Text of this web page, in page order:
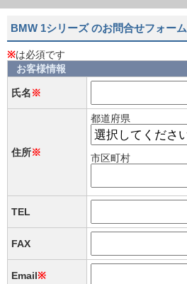
BMW 1シリーズ のお問合せフォーム
※は必須です
お客様情報
氏名※
住所※
都道府県
市区町村
TEL
FAX
Email※